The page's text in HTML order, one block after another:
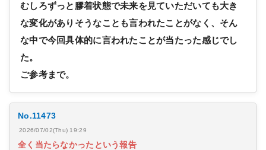
むしろずっと膠着状態で未来を見ていただいても大き
な変化がありそうなことも言われたことがなく、そん
な中で今回具体的に言われたことが当たった感じでし
た。
ご参考まで。
No.11473
2026/07/02(Thu) 19:29
全く当たらなかったという報告